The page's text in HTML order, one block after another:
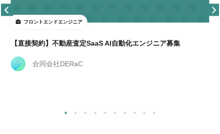
フロントエンドエンジニア
【直接契約】不動産査定SaaS AI自動化エンジニア募集
合同会社DERaC